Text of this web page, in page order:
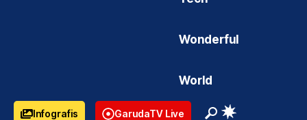
Wonderful
World
Infografis GarudaTV Live